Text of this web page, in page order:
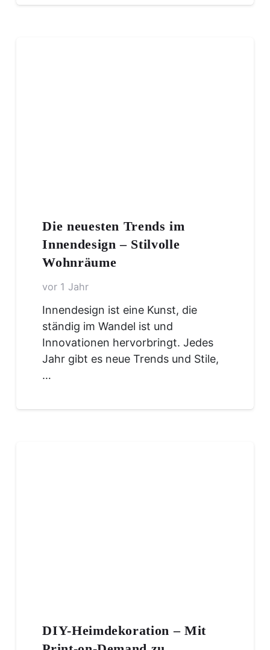
Die neuesten Trends im
Innendesign – Stilvolle
Wohnräume
vor 1 Jahr
Innendesign ist eine Kunst, die
ständig im Wandel ist und
Innovationen hervorbringt. Jedes
Jahr gibt es neue Trends und Stile,
…
DIY-Heimdekoration – Mit